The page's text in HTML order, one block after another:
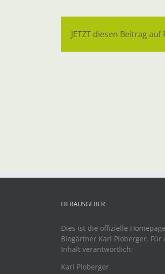
JETZT diesen Beitrag
HERAUSGEBER
Dies ist die offizielle
Biogärtner Karl Ploberger. Für
Inhalt verantwortlich:
Karl Ploberger